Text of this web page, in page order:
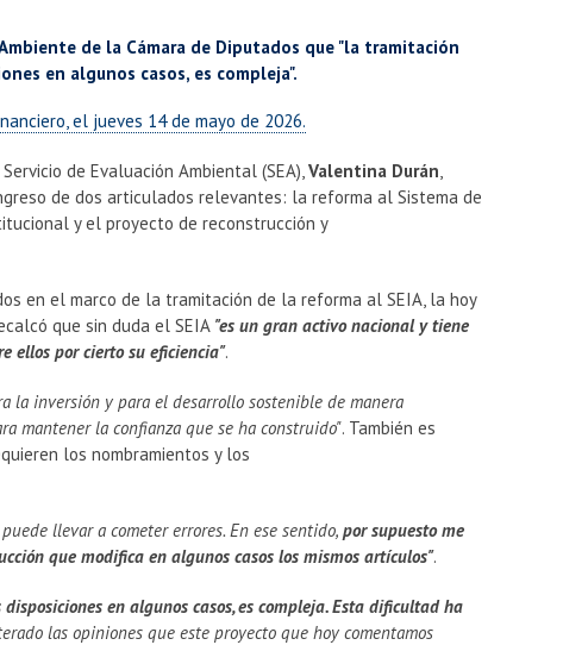
de la Cámara de Diputados que "la tramitación
en algunos casos, es compleja".
el jueves 14 de mayo de 2026.
de Evaluación Ambiental (SEA),Valentina Durán,
de dos articulados relevantes: la reforma al Sistema de
y el proyecto de reconstrucción y
en el marco de la tramitación de la reforma al SEIA, la hoy
que sin duda el SEIA "es un gran activo nacional y tiene
ellos por cierto su eficiencia".
la inversión y para el desarrollo sostenible de manera
mantener la confianza que se ha construido". También es
los nombramientos y los
llevar a cometer errores. En ese sentido,por supuesto me
que modifica en algunos casos los mismos artículos".
en algunos casos, es compleja. Esta dificultad ha
las opiniones que este proyecto que hoy comentamos